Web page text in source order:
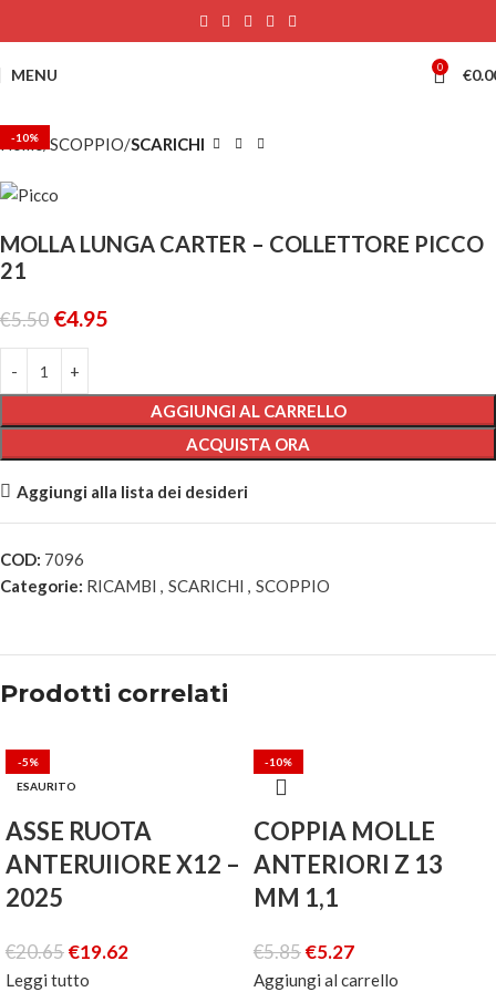
MENU 0 €
-10%
Home SCOPPIO SCARICHI
MOLLA LUNGA CARTER – COLLETTORE PICCO
21
€5.50 €4.95
AGGIUNGI AL CARRELLO
ACQUISTA ORA
Aggiungi alla lista dei desideri
COD: 7096
Categorie: RICAMBI , SCARICHI , SCOPPIO
Prodotti correlati
-5%
ESAURITO
ASSE RUOTA
ANTERUIIORE X12 –
2025
€20.65€19.62
Leggi tutto
-10%
COPPIA MOLLE
ANTERIORI Z 13
MM 1,1
€5.85€5.27
Aggiungi al carrello